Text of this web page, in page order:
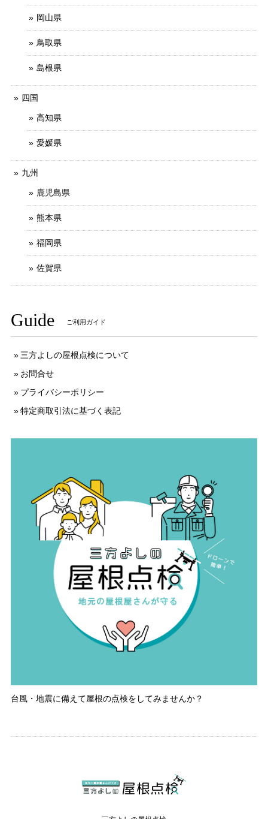
岡山県
鳥取県
島根県
四国
高知県
愛媛県
九州
鹿児島県
熊本県
福岡県
佐賀県
Guide ご利用ガイド
三方よしの屋根点検について
お問合せ
プライバシーポリシー
特定商取引法に基づく表記
台風・地震に備えて屋根の点検をしてみませんか？